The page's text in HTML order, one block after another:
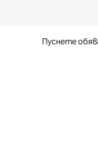
Пуснете